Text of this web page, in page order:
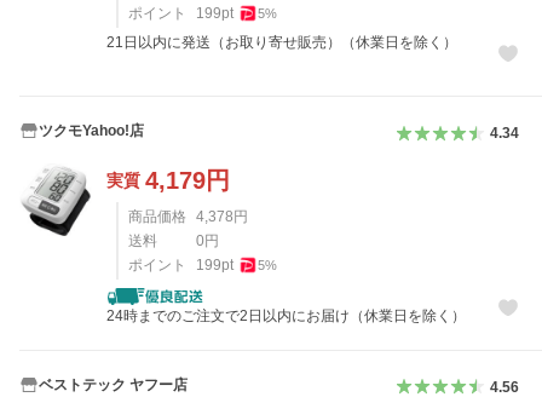
ポイント
199pt 5%
21日以内に発送（お取り寄せ販売）（休業日を除く）
ツクモYahoo!店 4.34
実質 4,179円
商品価格 4,378 円
送料
0 円
ポイント
199pt 5%
24時までのご注文で2日以内にお届け（休業日を除く）
ベストテック ヤフー店 4.56